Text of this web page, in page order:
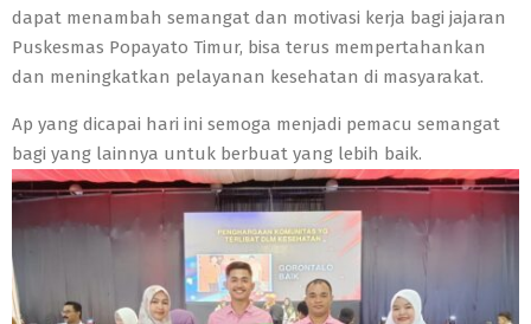
dapat menambah semangat dan motivasi kerja bagi jajaran
Puskesmas Popayato Timur, bisa terus mempertahankan
dan meningkatkan pelayanan kesehatan di masyarakat.
Ap yang dicapai hari ini semoga menjadi pemacu semangat
bagi yang lainnya untuk berbuat yang lebih baik.